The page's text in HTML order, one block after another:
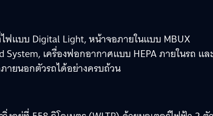
ไฟแบบ Digital Light, หน้าจอภายในแบบ MBUX
System, เครื่องฟอกอากาศแบบ HEPA ภายในรถ แล
ายนอกตัวรถได้อย่างครบถ้วน